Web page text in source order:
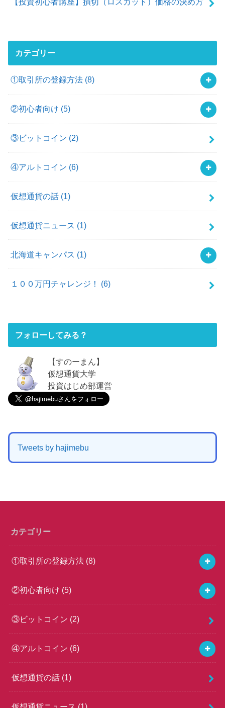
カテゴリー
①取引所の登録方法 (8)
②初心者向け (5)
③ビットコイン (2)
④アルトコイン (6)
仮想通貨の話 (1)
仮想通貨ニュース (1)
北海道キャンパス (1)
１００万円チャレンジ！ (6)
フォローしてみる？
【すのーまん】
仮想通貨大学
投資はじめ部運営
Tweets by hajimebu
カテゴリー
①取引所の登録方法 (8)
②初心者向け (5)
③ビットコイン (2)
④アルトコイン (6)
仮想通貨の話 (1)